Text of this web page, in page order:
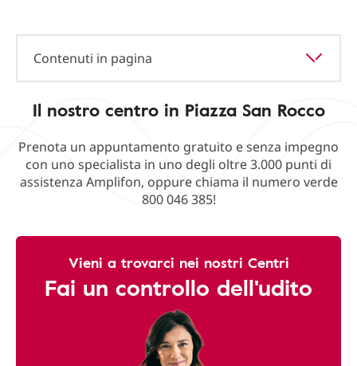
Contenuti in pagina
Il nostro centro in Piazza San Rocco
Prenota un appuntamento gratuito e senza impegno
con uno specialista in uno degli oltre 3.000 punti di
assistenza Amplifon, oppure chiama il numero verde
800 046 385!
Vieni a trovarci nei nostri Centri
Fai un controllo dell'udito